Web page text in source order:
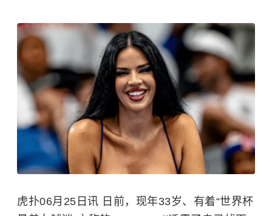
虎扑06月25日讯 日前，现年33岁、有着“世界杯